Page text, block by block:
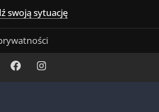
swoją sytuację